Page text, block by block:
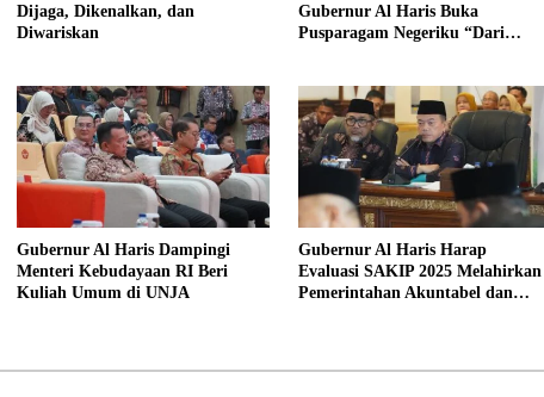
Dijaga, Dikenalkan, dan
Diwariskan
Gubernur Al Haris Buka
Pusparagam Negeriku “Dari
Gubernur Al Haris Dampingi
Menteri Kebudayaan RI Beri
Kuliah Umum di UNJA
Gubernur Al Haris Harap
Evaluasi SAKIP 2025 Melahirkan
Pemerintahan Akuntabel dan